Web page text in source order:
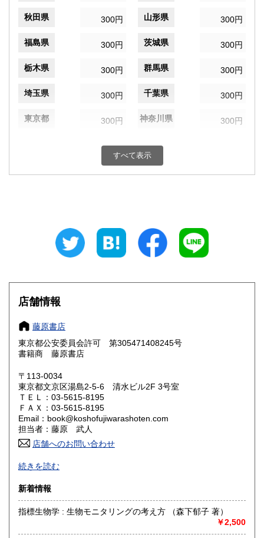
秋田県 300円 山形県 300円
福島県 300円 茨城県 300円
栃木県 300円 群馬県 300円
埼玉県 300円 千葉県 300円
東京都 300円 神奈川県 300円
300円 富山県
300円 三重県
大阪府
奈良県
鳥取県 300円 島根県
岡山県
山口県 300円
香川県 300円 愛媛県
高知県 300円
佐賀県
熊本県 300円 大分県 300円
300円
すべて表示
店舗情報
藤原書店
東京都公安委員会許可 第305471408245号
書籍商 藤原書店
〒113-0034
東京都文京区湯島2-5-6 清水ビル2F 3号室
ＴＥＬ：03-5615-8195
ＦＡＸ：03-5615-8195
Email：book@koshofujiwarashoten.com
担当者：藤原 武人
店舗へのお問い合わせ
【通信販売専門 (ご来店不可)】 の古書店です。
※大変申し訳ございませんが、店頭での販売は行っておりま
せん。
書籍の状態等、ご不明な点・気になる所がございましたら、
メールアドレス【book@koshofujiwarashoten.com】
続きを読む
新着情報
指標生物学 : 生物モニタリングの考え方 （森下郁子 著）
￥2,500